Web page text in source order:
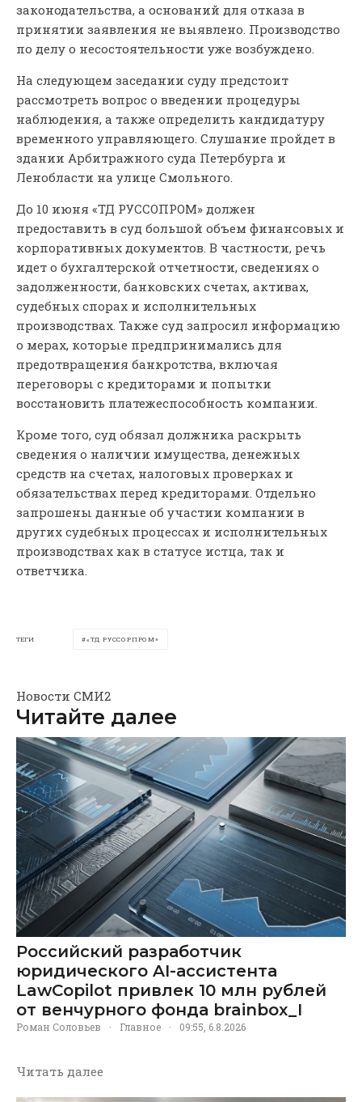
законодательства, а оснований для отказа в
принятии заявления не выявлено. Производство
по делу о несостоятельности уже возбуждено.
На следующем заседании суду предстоит
рассмотреть вопрос о введении процедуры
наблюдения, а также определить кандидатуру
временного управляющего. Слушание пройдет в
здании Арбитражного суда Петербурга и
Ленобласти на улице Смольного.
До 10 июня «ТД РУССОПРОМ» должен
предоставить в суд большой объем финансовых и
корпоративных документов. В частности, речь
идет о бухгалтерской отчетности, сведениях о
задолженности, банковских счетах, активах,
судебных спорах и исполнительных
производствах. Также суд запросил информацию
о мерах, которые предпринимались для
предотвращения банкротства, включая
переговоры с кредиторами и попытки
восстановить платежеспособность компании.
Кроме того, суд обязал должника раскрыть
сведения о наличии имущества, денежных
средств на счетах, налоговых проверках и
обязательствах перед кредиторами. Отдельно
запрошены данные об участии компании в
других судебных процессах и исполнительных
производствах как в статусе истца, так и
ответчика.
ТЕГИ «ТД РУССОРПРОМ»
Новости СМИ2
Читайте далее
Российский разработчик
юридического AI-ассистента
LawCopilot привлек 10 млн рублей
от венчурного фонда brainbox_I
Роман Соловьев · Главное · 09:55, 6.8.2026
Читать далее